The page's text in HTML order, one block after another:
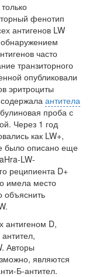
фенотип
ан­тигенов LW
обнаружением
часто
транзиторного
опубли­ковали
эритроциты
антитела
проба с
Через 1 год
как LW+,
было описано еще
LW-
реципиента D+
имела место
объяснить
антигеном D,
Авторы
являются
Б-антител.